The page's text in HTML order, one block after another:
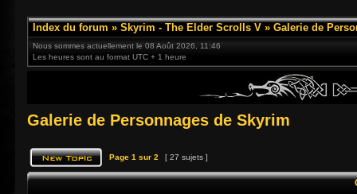
Index du forum » Skyrim - The Elder Scrolls V » Galerie de
Nous sommes actuellement le 08 Août 2026, 11:46
Les heures sont au format UTC + 1 heure
Galerie de Personnages de Skyrim
Page 1 sur 2 [ 27 sujets ]